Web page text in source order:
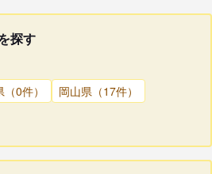
探す
0件）
岡山県（17件）